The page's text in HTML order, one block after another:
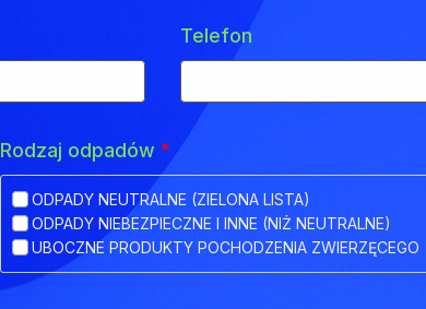
Telefon
Rodzaj odpadów *
ODPADY NEUTRALNE (ZIELONA LISTA)
ODPADY NIEBEZPIECZNE I INNE (NIŻ NEUTRALNE)
UBOCZNE PRODUKTY POCHODZENIA ZWIERZĘCEGO